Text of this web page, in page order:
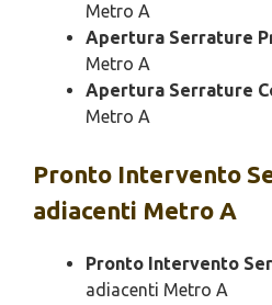
Metro A
Apertura Serrature
Metro A
Apertura Serrature
Metro A
Pronto Intervento
adiacenti Metro A
Pronto Intervento
adiacenti Metro A